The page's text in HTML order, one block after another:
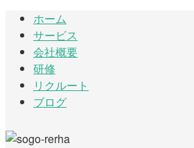
ホーム
サービス
会社概要
研修
リクルート
ブログ